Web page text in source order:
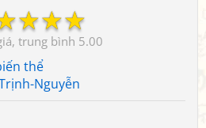
☆
☆
☆
5.00
thể
Nguyễn